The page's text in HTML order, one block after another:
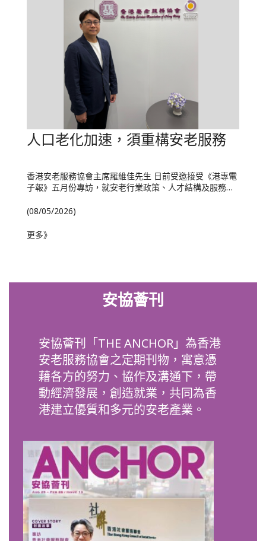
人口老化加速，須重構安老服務
香港安老服務協會主席羅維佳先生 日前受邀接受《港專電
子報》五月份專訪，就安老行業政策、人才結構及服務…
(08/05/2026)
更多》
安協薈刊
安協薈刊「THE ANCHOR」為香港
安老服務協會之定期刊物，寓意憑
藉各方的努力、協作及溝通下，帶
動經濟發展，創造就業，共同為香
港建立優質和多元的安老產業。